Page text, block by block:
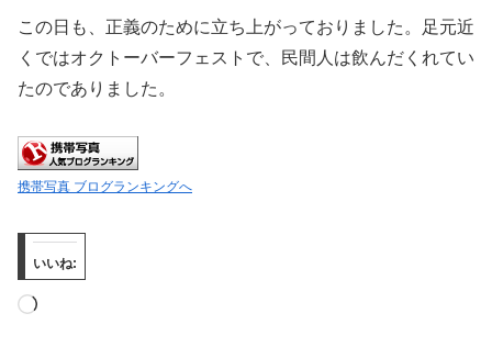
この日も、正義のために立ち上がっておりました。足元近
くではオクトーバーフェストで、民間人は飲んだくれてい
たのでありました。
携帯写真 ブログランキングへ
いいね:
読